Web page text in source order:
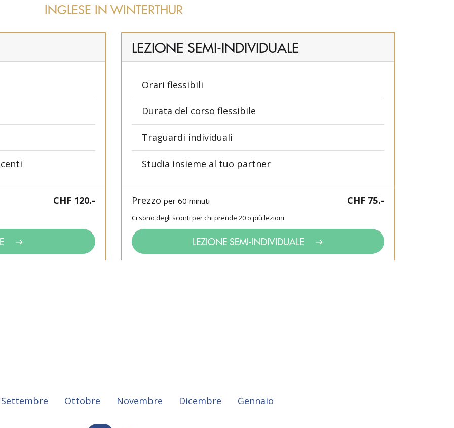
INGLESE IN WINTERTHUR
CHF 120.-
LEZIONE SEMI-INDIVIDUALE
Orari flessibili
Durata del corso flessibile
Traguardi individuali
Studia insieme al tuo partner
Prezzo per 60 minuti CHF 75.-
Ci sono degli sconti per chi prende 20 o più lezioni
LEZIONE SEMI-INDIVIDUALE
Settembre Ottobre Novembre Dicembre Gennaio